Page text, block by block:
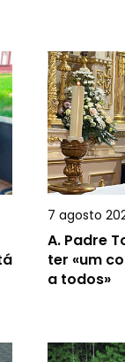
7 agosto
A. Padre
ter «um
a todos»